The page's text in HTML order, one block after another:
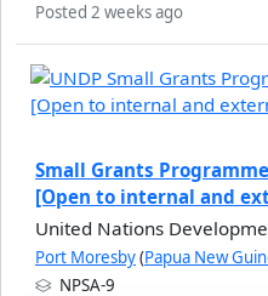
Posted 2 weeks ago
Small Grants
[Open to internal and
United Nations
Port Moresby(Papua New
NPSA-9